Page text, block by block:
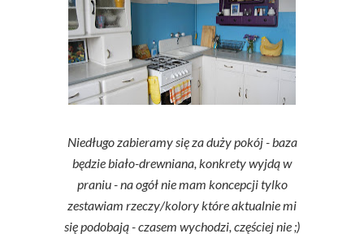
Niedługo zabieramy się za duży pokój - baza
będzie biało-drewniana, konkrety wyjdą w
praniu - na ogół nie mam koncepcji tylko
zestawiam rzeczy/kolory które aktualnie mi
się podobają - czasem wychodzi, częściej nie ;)